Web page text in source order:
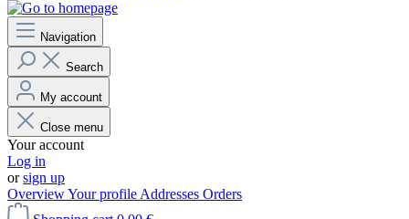
Navigation
Search
My account
Close menu
Your account
Log in
orsign up
OverviewYour profile Addresses Orders